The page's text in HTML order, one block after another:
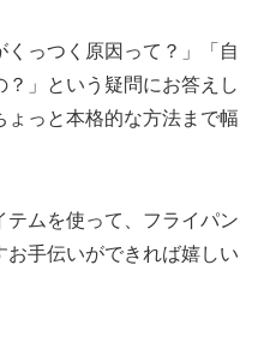
っつく原因って？」「自
」という疑問にお答えし
っと本格的な方法まで幅
ムを使って、フライパン
手伝いができれば嬉しい